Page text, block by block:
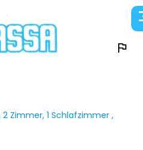
Zimmer, 1 Schlafzimmer ,